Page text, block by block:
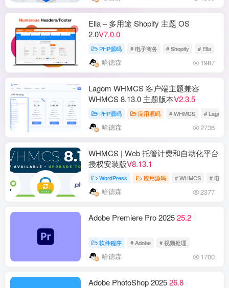
Ella – 多用途 Shopify 主题 OS
2.0V7.0.0
PHP源码 # 电子商务 # Shopify # Ella
哈德森 1987
Lagom WHMCS 客户端主题兼容
WHMCS 8.13.0 主题版本V2.3.5
PHP源码 应用源码 # WHMCS # Lagom
哈德森 2736
WHMCS | Web 托管计费和自动化平台
授权安装版V8.13.1
WordPress 应用源码 # WHMCS # 电子
哈德森 2377
Adobe Premiere Pro 202525.2
软件程序 # Adobe # 视频处理
哈德森 1700
Adob​​e PhotoShop 202526.8